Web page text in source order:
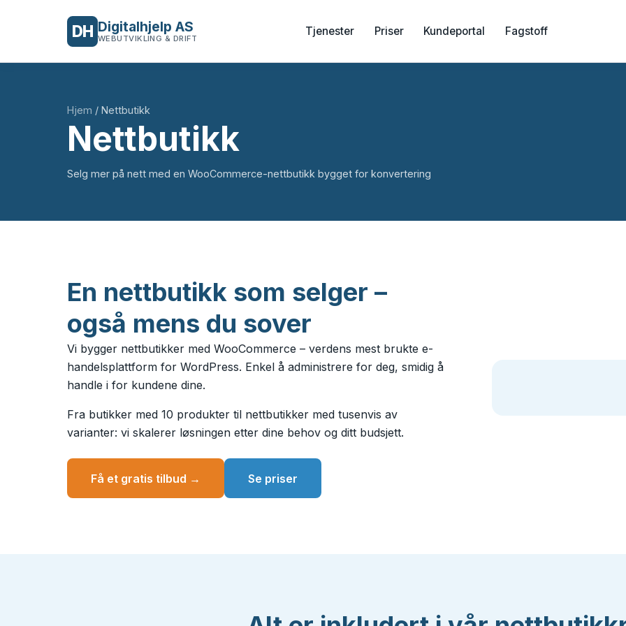
DH Digitalhjelp AS
WEBUTVIKLING & DRIFT
Tjenester Priser Kundeportal Fagstoff
Hjem / Nettbutikk
Nettbutikk
Selg mer på nett med en WooCommerce-nettbutikk bygget for konvertering
En nettbutikk som selger –
også mens du sover
Vi bygger nettbutikker med WooCommerce – verdens mest brukte e-
handelsplattform for WordPress. Enkel å administrere for deg, smidig å
handle i for kundene dine.
Fra butikker med 10 produkter til nettbutikker med tusenvis av
varianter: vi skalerer løsningen etter dine behov og ditt budsjett.
Få et gratis tilbud → Se priser